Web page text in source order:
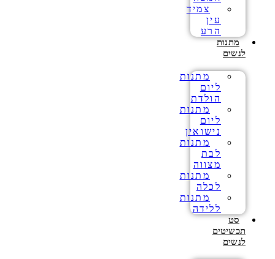
צמיד
עין
הרע
מתנות
לנשים
מתנות
ליום
הולדת
מתנות
ליום
נישואין
מתנות
לבת
מצווה
מתנות
לכלה
מתנות
ללידה
סט
תכשיטים
לנשים